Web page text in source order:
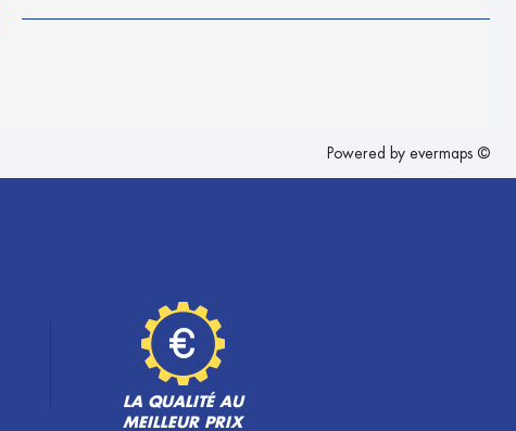
Powered by evermaps ©
LA QUALITÉ AU
MEILLEUR PRIX